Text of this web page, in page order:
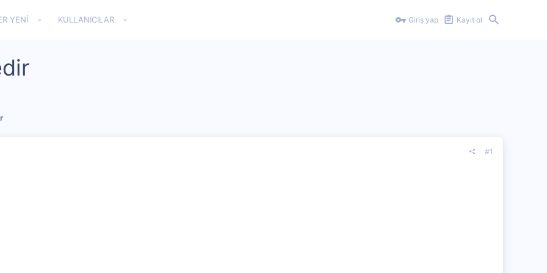
YENI KULLANICILAR Giriş yap Kayıt ol
#1